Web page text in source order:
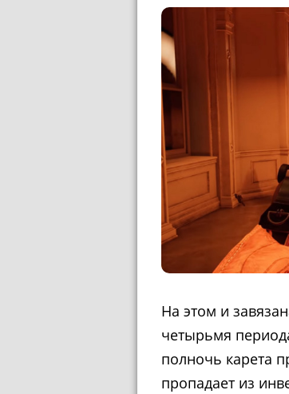
На этом и
четырьмя
полночь карета
пропадает из